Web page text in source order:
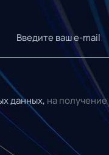
данных, на получение